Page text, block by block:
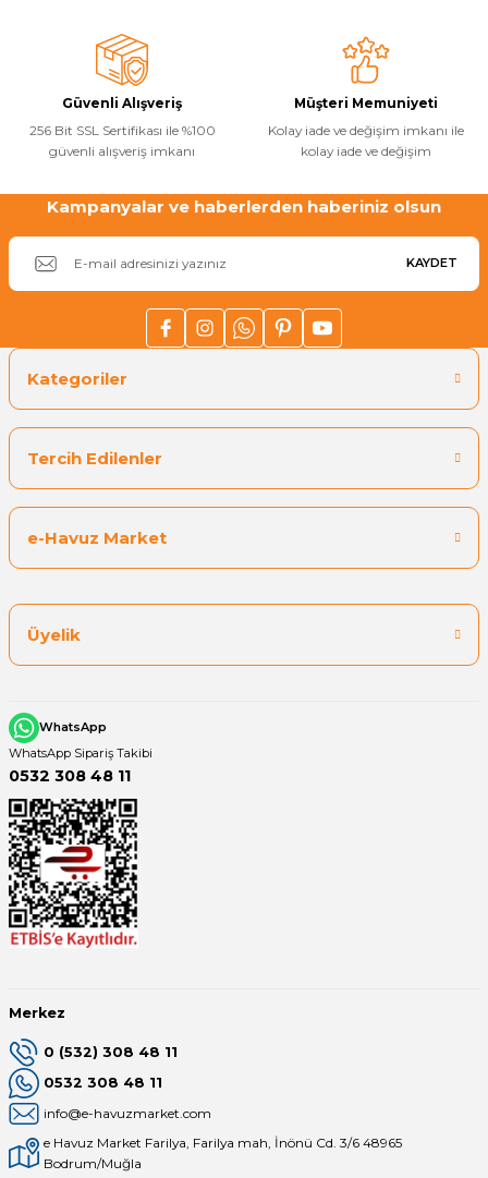
Güvenli Alışveriş
256 Bit SSL Sertifikası ile %100
güvenli alışveriş imkanı
Müşteri Memuniyeti
Kolay iade ve değişim imkanı ile
kolay iade ve değişim
Kampanyalar ve haberlerden haberiniz olsun
KAYDET
Kategoriler
Tercih Edilenler
e-Havuz Market
Üyelik
WhatsApp
WhatsApp Sipariş Takibi
0532 308 48 11
Merkez
0 (532) 308 48 11
0532 308 48 11
info@e-havuzmarket.com
e Havuz Market Farilya, Farilya mah, İnönü Cd. 3/6 48965
Bodrum/Muğla